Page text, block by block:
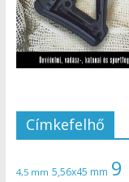
Címkefelhő
4,5 mm 5,56x45 mm 9